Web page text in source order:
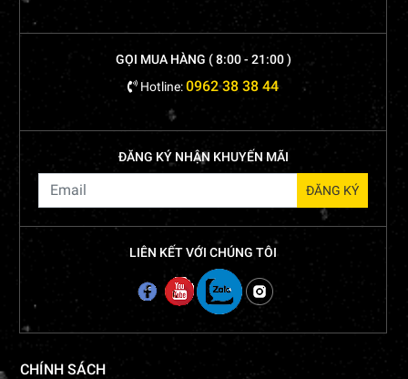
GỌI MUA HÀNG ( 8:00 - 21:00 )
Hotline:0962 38 38 44
ĐĂNG KÝ NHẬN KHUYẾN MÃI
LIÊN KẾT VỚI CHÚNG TÔI
CHÍNH SÁCH